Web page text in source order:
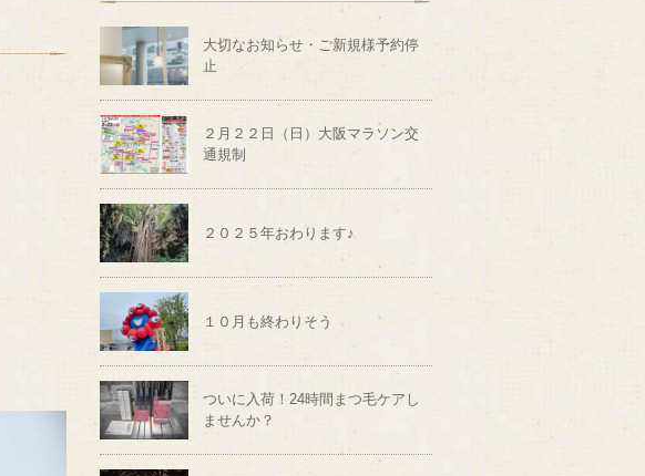
大切なお知らせ・ご新規様予約停
止
２月２２日（日）大阪マラソン交
通規制
２０２５年おわります♪
１０月も終わりそう
ついに入荷！24時間まつ毛ケアし
ませんか？